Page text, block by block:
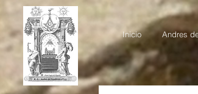
Inicio Andres